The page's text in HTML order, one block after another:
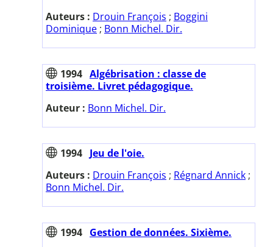
Auteurs : Drouin François ; Boggini
Dominique ; Bonn Michel. Dir.
1994 Algébrisation : classe de
troisième. Livret pédagogique.
Auteur : Bonn Michel. Dir.
1994 Jeu de l'oie.
Auteurs : Drouin François ; Régnard Annick ;
Bonn Michel. Dir.
1994 Gestion de données. Sixième.